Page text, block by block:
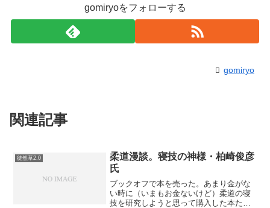
gomiryoをフォローする
gomiryo
関連記事
徒然草2.0
柔道漫談。寝技の神様・柏崎俊彦
氏
ブックオフで本を売った。あまり金がな
い時に（いまもお金ないけど）柔道の寝
技を研究しようと思って購入した本たち